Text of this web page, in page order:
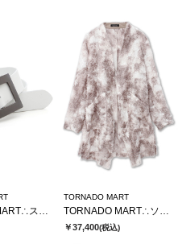
TORNADO MART∴スクエアバックルベルト
TORNADO MART
TORNADO MART∴ソフトシャドーカットJQロングカーデ
￥37,400(税込)